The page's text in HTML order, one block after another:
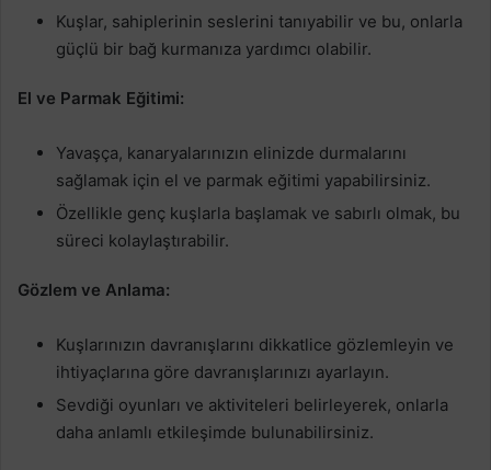
Kuşlar, sahiplerinin seslerini tanıyabilir ve bu, onlarla
güçlü bir bağ kurmanıza yardımcı olabilir.
El ve Parmak Eğitimi:
Yavaşça, kanaryalarınızın elinizde durmalarını
sağlamak için el ve parmak eğitimi yapabilirsiniz.
Özellikle genç kuşlarla başlamak ve sabırlı olmak, bu
süreci kolaylaştırabilir.
Gözlem ve Anlama:
Kuşlarınızın davranışlarını dikkatlice gözlemleyin ve
ihtiyaçlarına göre davranışlarınızı ayarlayın.
Sevdiği oyunları ve aktiviteleri belirleyerek, onlarla
daha anlamlı etkileşimde bulunabilirsiniz.